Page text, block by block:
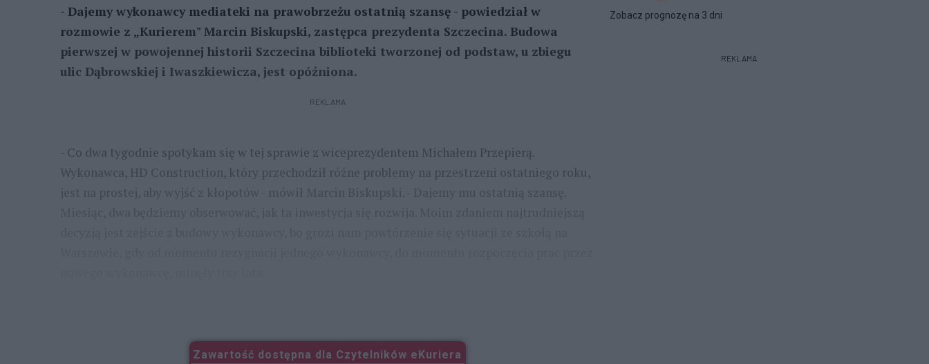
- Dajemy wykonawcy mediateki na prawobrzeżu ostatnią szansę - powiedział w
rozmowie z „Kurierem" Marcin Biskupski, zastępca prezydenta Szczecina. Budowa
pierwszej w powojennej historii Szczecina biblioteki tworzonej od podstaw, u zbiegu
ulic Dąbrowskiej i Iwaszkiewicza, jest opóźniona.
REKLAMA
- Co dwa tygodnie spotykam się w tej sprawie z wiceprezydentem Michałem Przepierą.
Wykonawca, HD Construction, który przechodził różne problemy na przestrzeni ostatniego roku,
jest na prostej, aby wyjść z kłopotów - mówił Marcin Biskupski. - Dajemy mu ostatnią szansę.
Zawartość dostępna dla Czytelników eKuriera
Zobacz prognozę na 3 dni
REKLAMA